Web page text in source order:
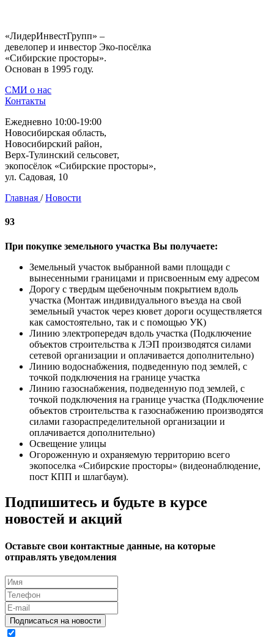
«ЛидерИнвестГрупп» –
девелопер и инвестор Эко-посёлка
«Сибирские просторы».
Основан в 1995 году.
СМИ о нас
Контакты
Ежедневно 10:00-19:00
Новосибирская область,
Новосибирский район,
Верх-Тулинский сельсовет,
экопосёлок «Сибирские просторы»,
ул. Садовая, 10
Главная / Новости
93
При покупке земельного участка Вы получаете:
Земельный участок выбранной вами площади с
вынесенными границами и присвоенным ему адресом
Дорогу с твердым щебеночным покрытием вдоль
участка (Монтаж индивидуального въезда на свой
земельный участок через кювет дороги осуществляется
как самостоятельно, так и с помощью УК)
Линию электропередач вдоль участка (Подключение
объектов строительства к ЛЭП производятся силами
сетевой организации и оплачивается дополнительно)
Линию водоснабжения, подведенную под землей, с
точкой подключения на границе участка
Линию газоснабжения, подведенную под землей, с
точкой подключения на границе участка (Подключение
объектов строительства к газоснабжению производятся
силами газораспределительной организации и
оплачивается дополнительно)
Освещение улицы
Огороженную и охраняемую территорию всего
экопоселка «Сибирские просторы» (видеонаблюдение,
пост КПП и шлагбаум).
Подпишитесь и будьте в курсе
новостей и акций
Оставьте свои контактные данные, на которые
отправлять уведомления
Подписаться на новости